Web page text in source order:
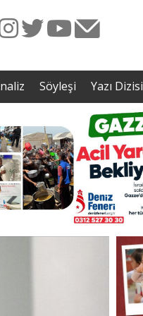
için çağrı
Söyleşi Yazı Dizisi